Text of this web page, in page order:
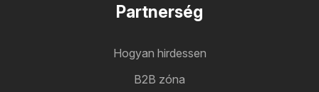
Partnerség
Hogyan hirdessen
B2B zóna